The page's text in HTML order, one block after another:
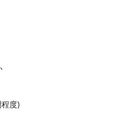
度)